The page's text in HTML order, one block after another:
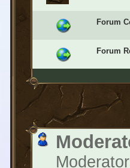
Forum
Forum